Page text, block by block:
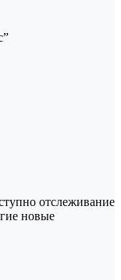
отслеживание
новые